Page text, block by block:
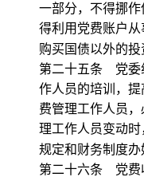
一部分，不得挪
得利用党费账户
购买国债以外的投
第二十五条 党委
作人员的培训，
费管理工作人员
理工作人员变动
规定和财务制度办
第二十六条 党费